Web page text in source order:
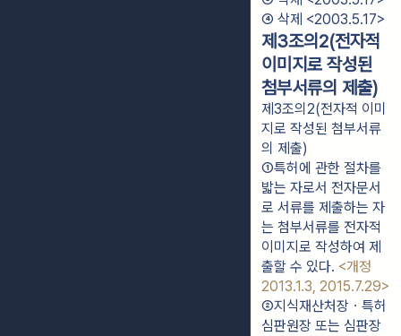
④ 삭제 <2003.5.17>
제3조의2(전자적
이미지로 작성된
첨부서류의 제출)
제3조의2(전자적 이미
지로 작성된 첨부서류
의 제출)
①특허에 관한 절차를
밟는 자로서 전자문서
로 서류를 제출하는 자
는 첨부서류를 전자적
이미지로 작성하여 제
출할 수 있다. <개정
2013.1.3, 2015.7.29>
②지식재산처장ㆍ특허
심판원장 또는 심판장